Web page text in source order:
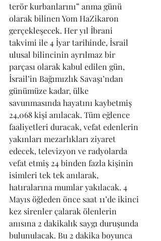
terör kurbanlarını” anma günü
olarak bilinen Yom HaZikaron
gerçekleşecek. Her yıl İbrani
takvimi ile 4 İyar tarihinde, İsrail
ulusal bilincinin ayrılmaz bir
parçası olarak kabul edilen gün,
İsrail’in Bağımızlık Savaşı’ndan
günümüze kadar, ülke
savunmasında hayatını kaybetmiş
24,068 kişi anılacak. Tüm eğlence
faaliyetleri duracak, vefat edenlerin
yakınları mezarlıkları ziyaret
edecek, televizyon ve radyolarda
vefat etmiş 24 binden fazla kişinin
isimleri tek tek anılarak,
hatıralarına mumlar yakılacak. 4
Mayıs öğleden önce saat 11’de ikinci
kez sirenler çalarak ölenlerin
anısına 2 dakikalık saygı duruşunda
bulunulacak. Bu 2 dakika boyunca